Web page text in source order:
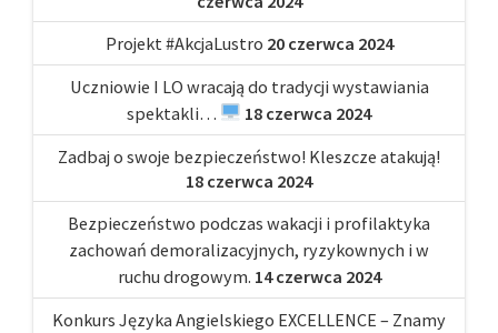
Projekt #AkcjaLustro 20 czerwca 2024
Uczniowie I LO wracają do tradycji wystawiania
spektakli…
18 czerwca 2024
Zadbaj o swoje bezpieczeństwo! Kleszcze atakują!
18 czerwca 2024
Bezpieczeństwo podczas wakacji i profilaktyka
zachowań demoralizacyjnych, ryzykownych i w
ruchu drogowym. 14 czerwca 2024
Konkurs Języka Angielskiego EXCELLENCE – Znamy